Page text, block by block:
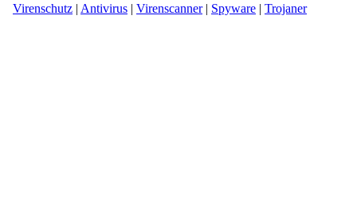
Virenschutz | Antivirus | Virenscanner| Spyware | Trojaner